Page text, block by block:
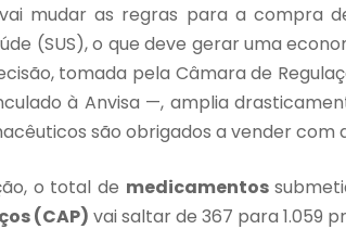
mudar as regras para a compra
(SUS), o que deve gerar uma
tomada pela Câmara de
à Anvisa —, amplia
são obrigados a vender com
o total de medicamentos
(CAP) vai saltar de 367 para 1.059